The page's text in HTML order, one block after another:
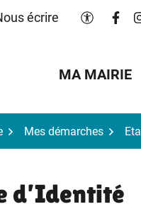
écrire Lien
MA MAIRIE
Mes démarches
d’Identité